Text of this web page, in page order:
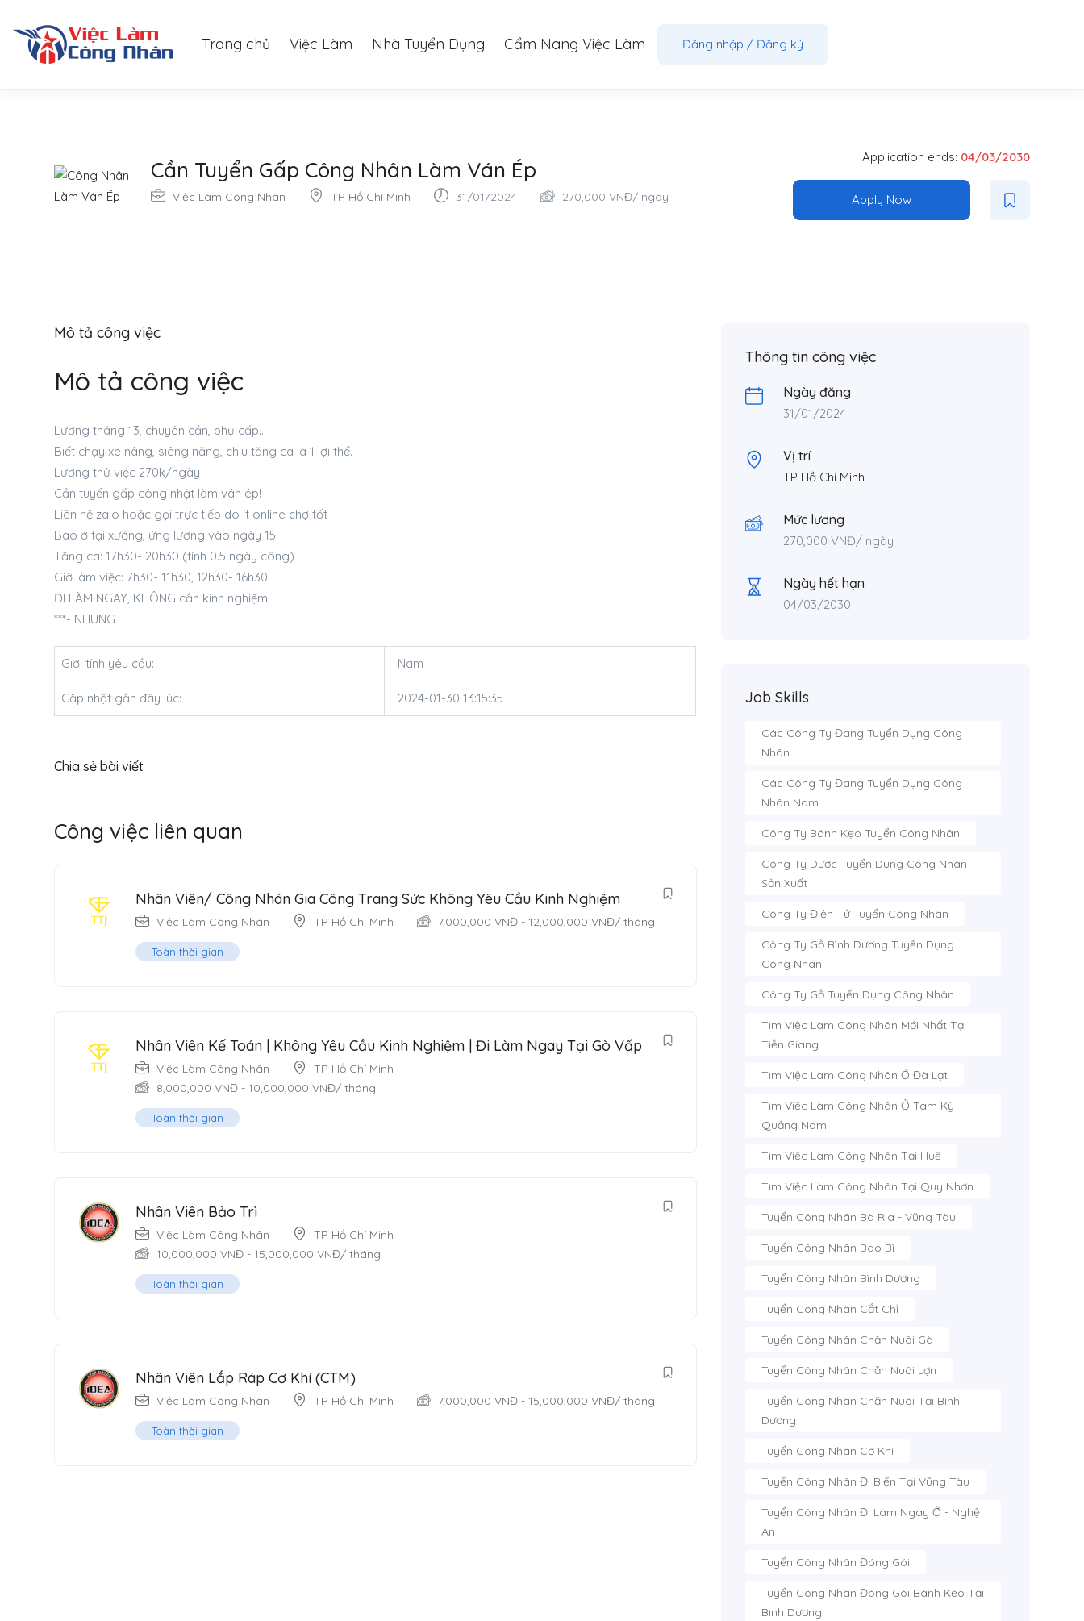
Trang chủ Việc Làm Nhà Tuyển Dụng Cẩm Nang Việc Làm Đăng nhập / Đăng ký
Cần Tuyển Gấp Công Nhân Làm Ván Ép
Việc Làm Công Nhân TP Hồ Chí Minh 31/01/2024 270,000 VNĐ/ ngày
Application ends: 04/03/2030
Apply Now
Mô tả công việc
Mô tả công việc
Lương tháng 13, chuyên cần, phụ cấp…
Biết chạy xe nâng, siêng năng, chịu tăng ca là 1 lợi thế.
Lương thử việc 270k/ngày
Cần tuyển gấp công nhật làm ván ép!
Liên hệ zalo hoặc gọi trực tiếp do ít online chợ tốt
Bao ở tại xưởng, ứng lương vào ngày 15
Tăng ca: 17h30- 20h30 (tính 0.5 ngày công)
Giờ làm việc: 7h30- 11h30, 12h30- 16h30
ĐI LÀM NGAY, KHÔNG cần kinh nghiệm.
***- NHUNG
Giới tính yêu cầu: Nam
Cập nhật gần đây lúc: 2024-01-30 13:15:35
Chia sẻ bài viết
Công việc liên quan
Nhân Viên/ Công Nhân Gia Công Trang Sức Không Yêu Cầu Kinh Nghiệm
Việc Làm Công Nhân TP Hồ Chí Minh 7,000,000 VNĐ - 12,000,000 VNĐ/ tháng
Toàn thời gian
Nhân Viên Kế Toán | Không Yêu Cầu Kinh Nghiệm | Đi Làm Ngay Tại Gò Vấp
Việc Làm Công Nhân
TP Hồ Chí Minh
8,000,000 VNĐ - 10,000,000 VNĐ/ tháng
Toàn thời gian
Nhân Viên Bảo Trì
Việc Làm Công Nhân
TP Hồ Chí Minh
10,000,000 VNĐ - 15,000,000 VNĐ/ tháng
Toàn thời gian
Nhân Viên Lắp Ráp Cơ Khí (CTM)
Việc Làm Công Nhân TP Hồ Chí Minh 7,000,000 VNĐ - 15,000,000 VNĐ/ tháng
Toàn thời gian
Thông tin công việc
Ngày đăng
31/01/2024
Vị trí
TP Hồ Chí Minh
Mức lương
270,000 VNĐ/ ngày
Ngày hết hạn
04/03/2030
Job Skills
Các Công Ty Đang Tuyển Dụng Công
Nhân
Các Công Ty Đang Tuyển Dụng Công
Nhân Nam
Công Ty Bánh Kẹo Tuyển Công Nhân
Công Ty Dược Tuyển Dụng Công Nhân
Sản Xuất
Công Ty Điện Tử Tuyển Công Nhân
Công Ty Gỗ Bình Dương Tuyển Dụng
Công Nhân
Công Ty Gỗ Tuyển Dụng Công Nhân
Tìm Việc Làm Công Nhân Mới Nhất Tại
Tiền Giang
Tìm Việc Làm Công Nhân Ở Đà Lạt
Tìm Việc Làm Công Nhân Ở Tam Kỳ
Quảng Nam
Tìm Việc Làm Công Nhân Tại Huế
Tìm Việc Làm Công Nhân Tại Quy Nhơn
Tuyển Công Nhân Bà Rịa - Vũng Tàu
Tuyển Công Nhân Bao Bì
Tuyển Công Nhân Bình Dương
Tuyển Công Nhân Cắt Chỉ
Tuyển Công Nhân Chăn Nuôi Gà
Tuyển Công Nhân Chăn Nuôi Lợn
Tuyển Công Nhân Chăn Nuôi Tại Bình
Dương
Tuyển Công Nhân Cơ Khí
Tuyển Công Nhân Đi Biển Tại Vũng Tàu
Tuyển Công Nhân Đi Làm Ngay Ở - Nghệ
An
Tuyển Công Nhân Đóng Gói
Tuyển Công Nhân Đóng Gói Bánh Kẹo Tại
Bình Dương